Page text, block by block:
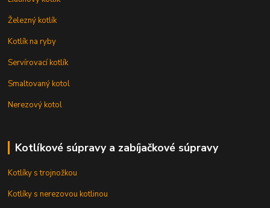
Železný kotlík
Kotlík na ryby
Servírovací kotlík
Smaltovaný kotol
Nerezový kotol
Kotlíkové súpravy a zabíjačkové súpravy
Kotlíky s trojnožkou
Kotlíky s nerezovou kotlinou